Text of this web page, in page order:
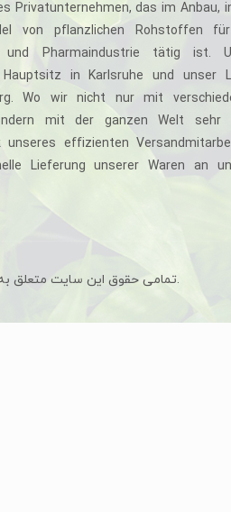
Privatunternehmen, das im Anbau,
von pflanzlichen Rohstoffen
und Pharmaindustrie tätig ist.
in Karlsruhe und unser
Wo wir nicht nur mit
mit der ganzen Welt sehr
unseres effizienten
Lieferung unserer Waren an
تمامی حقوق این سایت متعلق به مجموعه آرین پلنت می باشد.